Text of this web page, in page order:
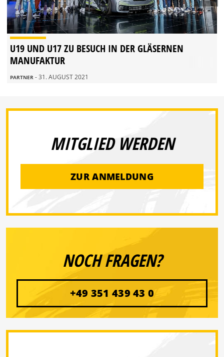
U19 UND U17 ZU BESUCH IN DER GLÄSERNEN
MANUFAKTUR
PARTNER - 31. AUGUST 2021
MITGLIED WERDEN
ZUR ANMELDUNG
NOCH FRAGEN?
+49 351 439 43 0